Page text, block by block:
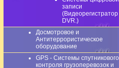
записи
(Видеорегистратор
DVR.)
Досмотровое и
Антитеррористическое
оборудование
GPS - Системы спутникового
контроля грузоперевозок и